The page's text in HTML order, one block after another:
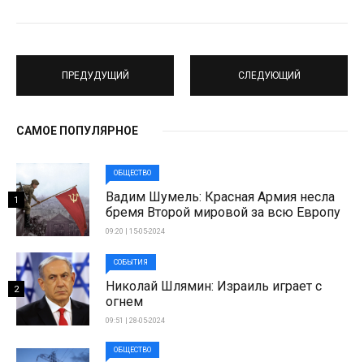
ПРЕДУДУЩИЙ СЛЕДУЮЩИЙ
САМОЕ ПОПУЛЯРНОЕ
ОБЩЕСТВО
Вадим Шумель: Красная Армия несла
бремя Второй мировой за всю Европу
09:20 | 15-05-2024
1
СОБЫТИЯ
Николай Шлямин: Израиль играет с
огнем
09:51 | 28-05-2024
2
ОБЩЕСТВО